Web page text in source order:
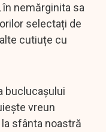
nemărginita sa
selectați de
cutiuțe cu
buclucașului
vreun
sfânta noastră